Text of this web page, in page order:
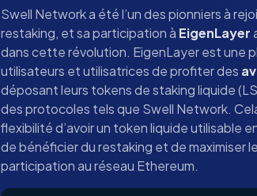
Swell Network a été l’un des pionniers à
restaking, et sa participation à EigenLayer
dans cette révolution. EigenLayer est une
utilisateurs et utilisatrices de profiter des
déposant leurs tokens de staking liquide
des protocoles tels que Swell Network.
flexibilité d’avoir un token liquide utilisable
de bénéficier du restaking et de maximiser
participation au réseau Ethereum.